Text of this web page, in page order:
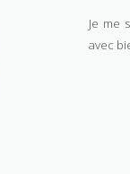
Je me
avec